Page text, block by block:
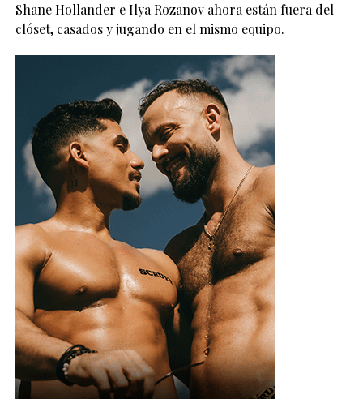
Shane Hollander e Ilya Rozanov ahora están fuera del
clóset, casados y jugando en el mismo equipo.